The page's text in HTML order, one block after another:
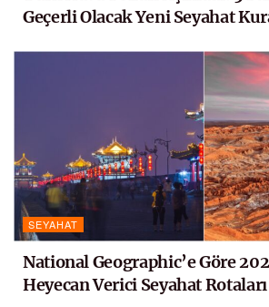
Geçerli Olacak Yeni Seyahat
SEYAHAT
National Geographic’e Göre
Heyecan Verici Seyahat Rotaları